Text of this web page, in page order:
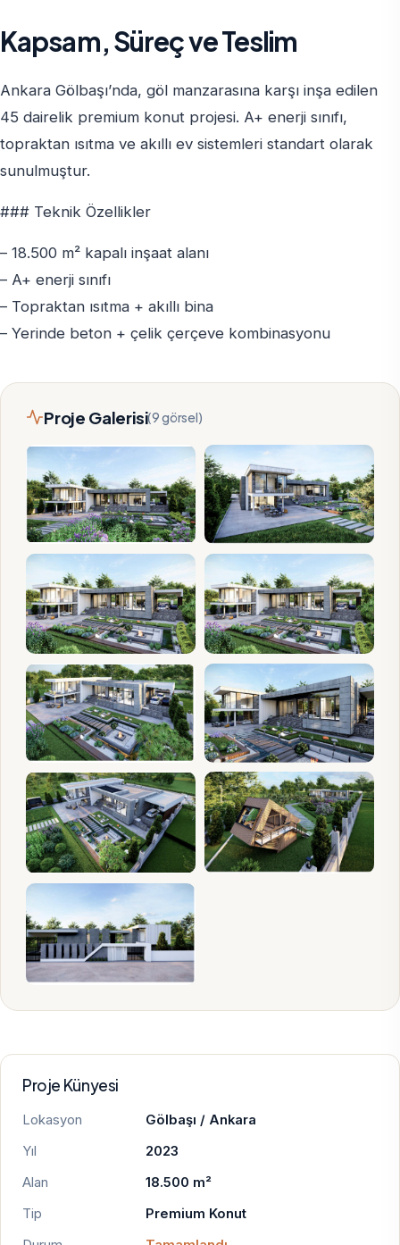
Kapsam, Süreç ve Teslim
Ankara Gölbaşı’nda, göl manzarasına karşı inşa edilen
45 dairelik premium konut projesi. A+ enerji sınıfı,
topraktan ısıtma ve akıllı ev sistemleri standart olarak
sunulmuştur.
### Teknik Özellikler
– 18.500 m² kapalı inşaat alanı
– A+ enerji sınıfı
– Topraktan ısıtma + akıllı bina
– Yerinde beton + çelik çerçeve kombinasyonu
Proje Galerisi(9 görsel)
Proje Künyesi
Lokasyon
Gölbaşı / Ankara
Yıl
2023
Alan
18.500 m²
Tip
Premium Konut